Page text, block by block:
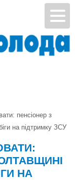
пенсіонер з
на підтримку ЗСУ
НА